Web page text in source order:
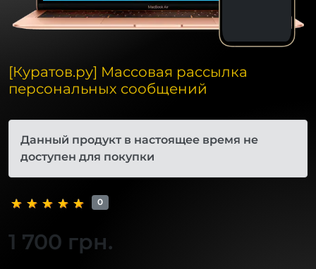
[Куратов.ру] Массовая рассылка
персональных сообщений
Данный продукт в настоящее время не
доступен для покупки
0
1 700 грн.